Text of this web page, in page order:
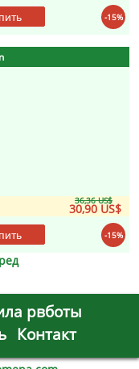
-15%
36,36 US$
30,90 US$
-15%
рвботы
Контакт